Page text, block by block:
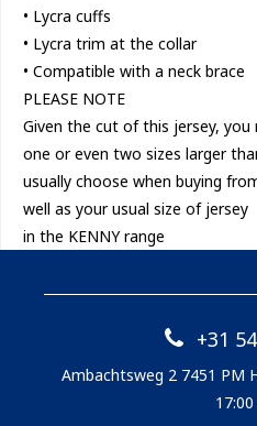
• Lycra cuffs
• Lycra trim at the collar
• Compatible with a neck brace
PLEASE NOTE
Given the cut of this jersey,
one or even two sizes larger
usually choose when buying
well as your usual size of jersey
in the KENNY range
+31
Ambachtsweg 2 7451 PM